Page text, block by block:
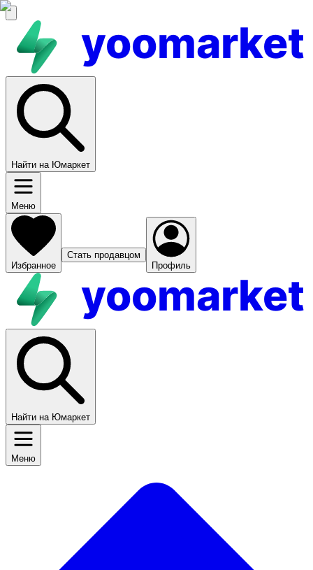
yoomarket
Найти на Юмаркет
Меню
Избранное
Стать продавцом
Профиль
yoomarket
Найти на Юмаркет
Меню